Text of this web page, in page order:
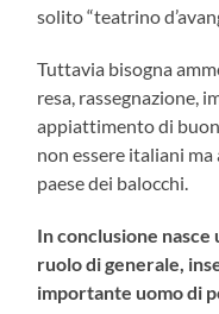
solito “teatrino
Tuttavia bisogna
resa, rassegnazione,
appiattimento di
non essere italiani
paese dei balocchi.
In conclusione nasce
ruolo di generale,
importante uomo di